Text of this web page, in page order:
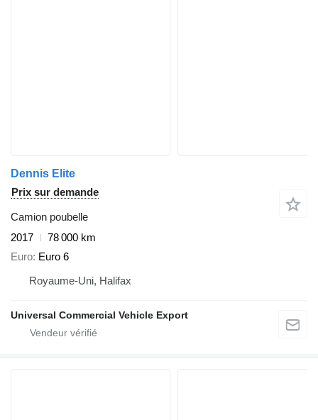
Dennis Elite
Prix sur demande
Camion poubelle
2017
78 000 km
Euro Euro 6
Royaume-Uni, Halifax
Universal Commercial Vehicle Export